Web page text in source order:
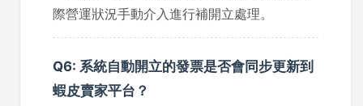
際營運狀況手動介入進行補開立處理。
Q6: 系統自動開立的發票是否會同步更新到
蝦皮賣家平台？